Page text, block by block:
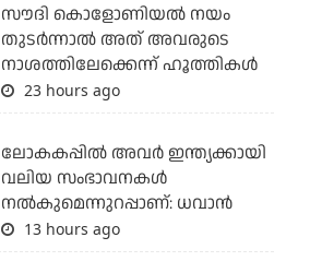
സൗദി കൊളോണിയല്‍ നയം
തുടര്‍ന്നാല്‍ അത് അവരുടെ
നാശത്തിലേക്കെന്ന് ഹൂത്തികള്‍
23 hours ago
ലോകകപ്പിൽ അവര്‍ ഇന്ത്യക്കായി
വലിയ സംഭാവനകള്‍
നല്‍കുമെന്നുറപ്പാണ്: ധവാന്‍
13 hours ago